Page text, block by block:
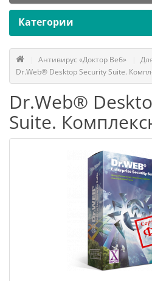
Категории
Антивирус «Доктор Веб»
Dr.Web® Desktop Security Suite.
Dr.Web®
Suite.